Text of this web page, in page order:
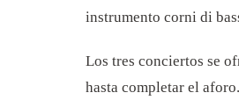
instrumento corni di
Los tres conciertos se
hasta completar el aforo.